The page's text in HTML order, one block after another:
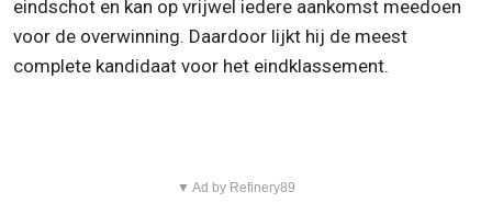
eindschot en kan op vrijwel iedere aankomst meedoen
voor de overwinning. Daardoor lijkt hij de meest
complete kandidaat voor het eindklassement.
▼ Ad by Refinery89